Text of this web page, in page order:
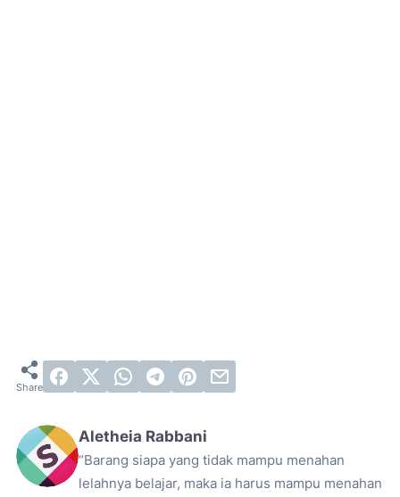
Aletheia Rabbani
“Barang siapa yang tidak mampu menahan
lelahnya belajar, maka ia harus mampu menahan